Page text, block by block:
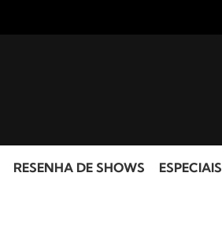
RESENHA DE SHOWS ESPECIAIS